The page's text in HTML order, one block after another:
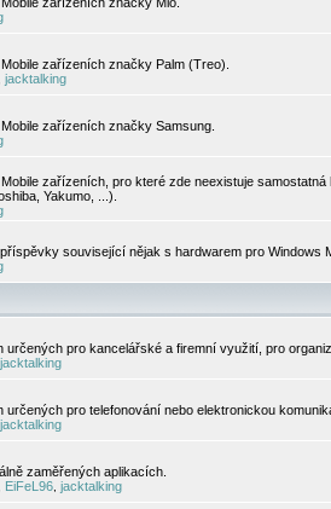
zařízeních značky Palm (Treo).
jacktalking
zařízeních značky Samsung.
zařízeních, pro které zde neexistuje
Yakumo, ...).
související nějak s hardwarem pro Windows
určených pro kancelářské a firemní využití, pro
jacktalking
určených pro telefonování nebo elektronickou
jacktalking
zaměřených aplikacích.
EiFeL96 jacktalking